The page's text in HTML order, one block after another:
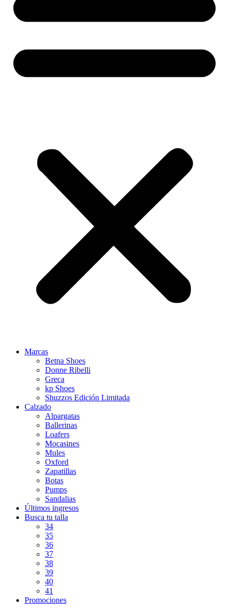
Marcas
Betna Shoes
Donne Ribelli
Greca
kp Shoes
Shuzzos Edición Limitada
Calzado
Alpargatas
Ballerinas
Loafers
Mocasines
Mules
Oxford
Zapatillas
Botas
Pumps
Sandalias
Últimos ingresos
Busca tu talla
34
35
36
37
38
39
40
41
Promociones